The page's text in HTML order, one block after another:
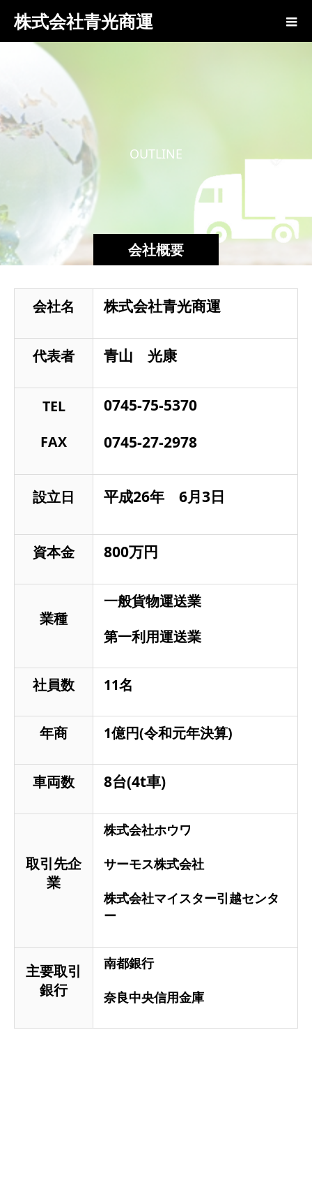
株式会社青光商運
会社概要
OUTL INE
会社名 株式会社青光商運
代表者 青山 光康
TEL
FAX
0745-75-5370
0745-27-2978
設立日 平成26年 6月3日
資本金 800万円
業種
一般貨物運送業
第一利用運送業
社員数 11名
年商 1億円(令和元年決算)
車両数 8台(4t車)
取引先企
業
株式会社ホウワ
サーモス株式会社
株式会社マイスター引越センタ
ー
主要取引
銀行
南都銀行
奈良中央信用金庫